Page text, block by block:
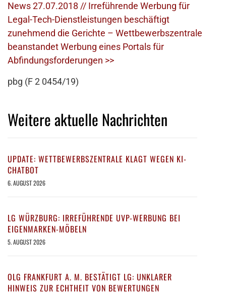
News 27.07.2018 // Irreführende Werbung für
Legal-Tech-Dienstleistungen beschäftigt
zunehmend die Gerichte – Wettbewerbszentrale
beanstandet Werbung eines Portals für
Abfindungsforderungen >>
pbg (F 2 0454/19)
Weitere aktuelle Nachrichten
UPDATE: WETTBEWERBSZENTRALE KLAGT WEGEN KI-
CHATBOT
6. AUGUST 2026
LG WÜRZBURG: IRREFÜHRENDE UVP-WERBUNG BEI
EIGENMARKEN-MÖBELN
5. AUGUST 2026
OLG FRANKFURT A. M. BESTÄTIGT LG: UNKLARER
HINWEIS ZUR ECHTHEIT VON BEWERTUNGEN